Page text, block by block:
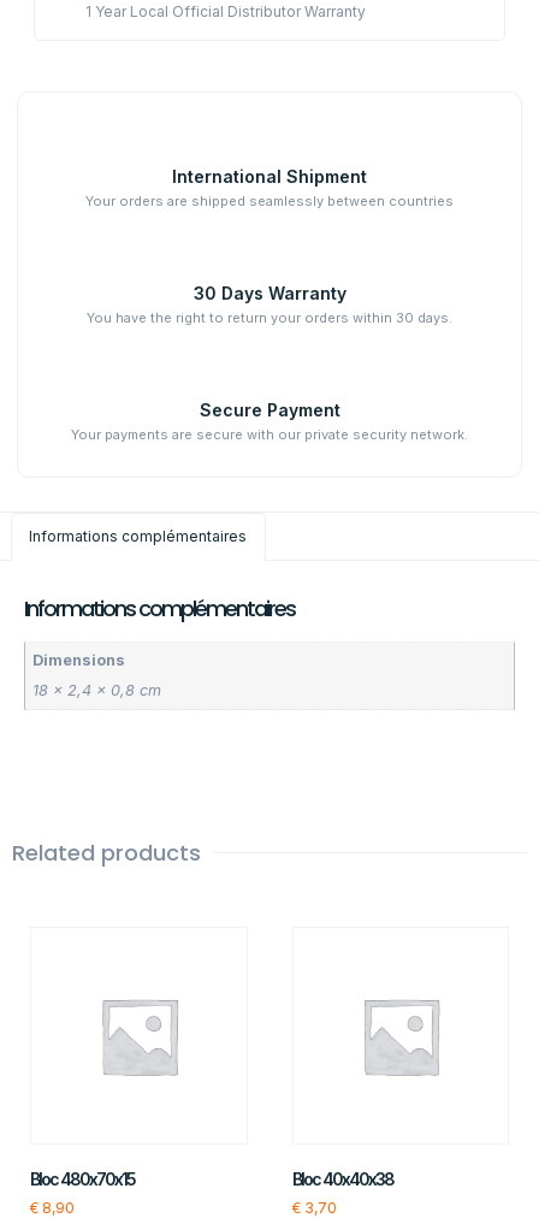
1 Year Local Official Distributor Warranty
International Shipment
Your orders are shipped seamlessly between countries
30 Days Warranty
You have the right to return your orders within 30 days.
Secure Payment
Your payments are secure with our private security network.
Informations complémentaires
Informations complémentaires
Dimensions
18 × 2,4 × 0,8 cm
Related products
Bloc 480x70x15
€ 8,90
Bloc 40x40x38
€3,70